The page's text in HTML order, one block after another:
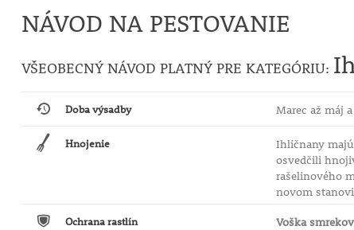
NÁVOD NA PESTOVANIE
VŠEOBECNÝ NÁVOD PLATNÝ PRE KATEGÓRIU:
Doba výsadby Marec až máj
Hnojenie
Ihličnany
osvedčili
rašelinového
novom
Ochrana rastlín Voška